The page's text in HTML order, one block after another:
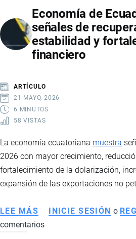
ECUADOR
2026:
CAÍDA
DE
EN
PRODUCTORES
E
Economía de
señales de
estabilidad y
financiero
ARTÍCULO
21 MAYO, 2026
6 MINUTOS
58 VISTAS
La economía ecuatoriana muestra
2026 con mayor crecimiento,
fortalecimiento de la dolarización,
expansión de las exportaciones no
LEE MÁS SOBRE
ECONOMÍA
INICIE SESIÓN o
comentarios